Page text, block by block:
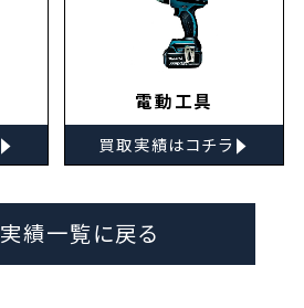
▸
電動工具
買取実績はコチラ ▸
績一覧に戻る